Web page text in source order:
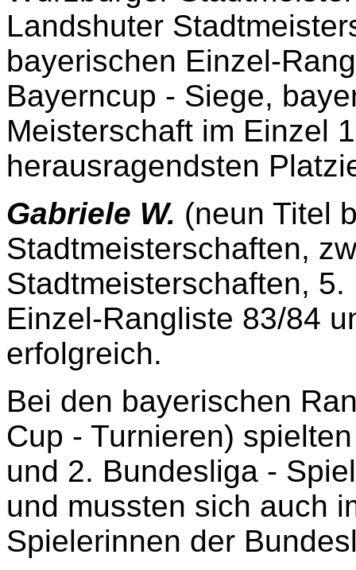
Landshuter
bayerischen Einzel-
Bayerncup - Siege,
Meisterschaft im Einzel
herausragendsten
Gabriele W. (neun Titel
Stadtmeisterschaften,
Stadtmeisterschaften,
Einzel-Rangliste 83/84
erfolgreich.
Bei den bayerischen
Cup - Turnieren)
und 2. Bundesliga -
und mussten sich auch
Spielerinnen der